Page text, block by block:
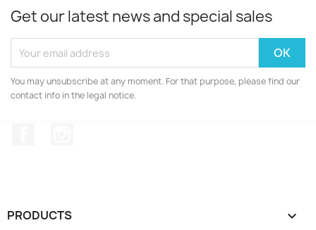
Get our latest news and special sales
You may unsubscribe at any moment. For that purpose, please find our
contact info in the legal notice.
PRODUCTS 